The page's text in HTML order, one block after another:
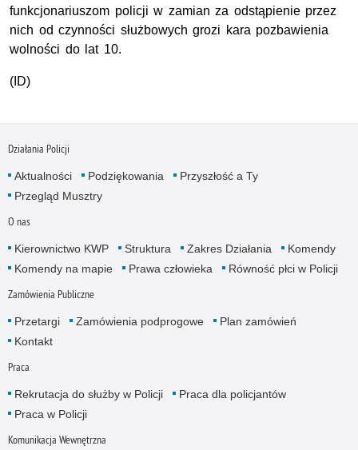
funkcjonariuszom policji w zamian za odstąpienie przez
nich od czynności służbowych grozi kara pozbawienia
wolności do lat 10.
(ID)
Działania Policji
Aktualności Podziękowania
Przyszłość a Ty
Przegląd Musztry
O nas
Kierownictwo KWP Struktura Zakres Działania
Komendy
Komendy na mapie
Prawa człowieka Równość płci w Policji
Zamówienia Publiczne
Przetargi Zamówienia podprogowe
Plan zamówień
Kontakt
Praca
Rekrutacja do służby w Policji
Praca dla policjantów
Praca w Policji
Komunikacja Wewnętrzna